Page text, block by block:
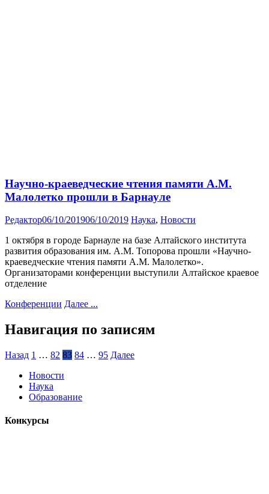
Научно-краеведческие чтения памяти А.М.
Малолетко прошли в Барнауле
Редактор06/10/201906/10/2019 Наука, Новости
1 октября в городе Барнауле на базе Алтайского института
развития образования им. А.М. Топорова прошли «Научно-
краеведческие чтения памяти А.М. Малолетко».
Организаторами конференции выступили Алтайское краевое
отделение
Конференции Далее ...
Навигация по записям
Назад 1 … 82 83 84 … 95 Далее
Новости
Наука
Образование
Конкурсы